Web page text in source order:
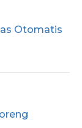
Otomatis